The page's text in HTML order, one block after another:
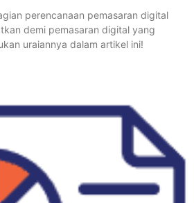
perencanaan pemasaran digital
demi pemasaran digital yang
uraiannya dalam artikel ini!